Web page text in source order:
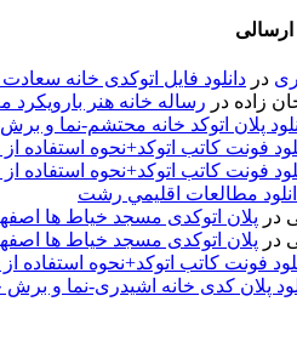
ارسالی
در دانلود فایل اتوکدی خانه
زاده در رساله خانه هنر بارویکرد
پلان اتوکد خانه محتشم-نما و
فونت کاتب اتوکد+نحوه استفاده
فونت کاتب اتوکد+نحوه استفاده
مطالعات اقليمي رشت
در پلان اتوکدی مسجد خیاط ها
در پلان اتوکدی مسجد خیاط ها
فونت کاتب اتوکد+نحوه استفاده
پلان کدی خانه اشیدری-نما و